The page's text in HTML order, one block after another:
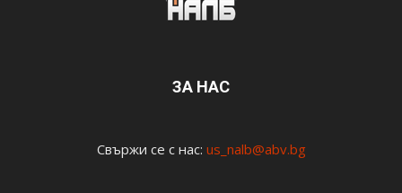
ЗА НАС
Свържи се с нас: us_nalb@abv.bg